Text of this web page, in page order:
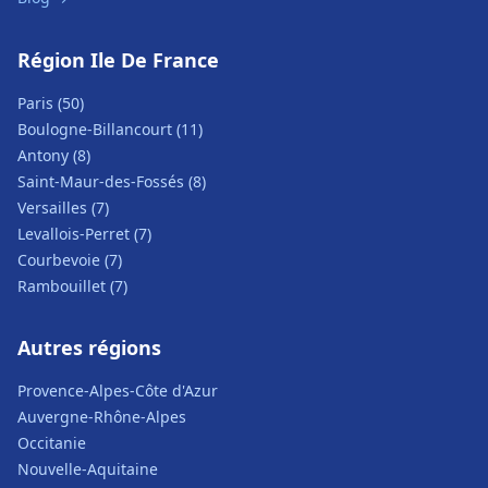
Région Ile De France
Paris (50)
Boulogne-Billancourt (11)
Antony (8)
Saint-Maur-des-Fossés (8)
Versailles (7)
Levallois-Perret (7)
Courbevoie (7)
Rambouillet (7)
Autres régions
Provence-Alpes-Côte d'Azur
Auvergne-Rhône-Alpes
Occitanie
Nouvelle-Aquitaine